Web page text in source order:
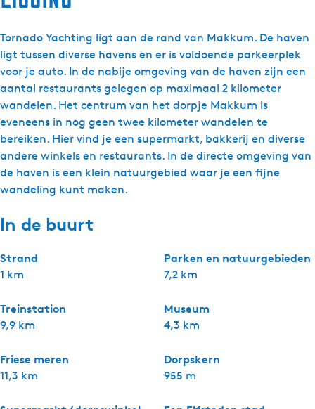
Tornado Yachting ligt aan de rand van Makkum. De haven
ligt tussen diverse havens en er is voldoende parkeerplek
voor je auto. In de nabije omgeving van de haven zijn een
aantal restaurants gelegen op maximaal 2 kilometer
wandelen. Het centrum van het dorpje Makkum is
eveneens in nog geen twee kilometer wandelen te
bereiken. Hier vind je een supermarkt, bakkerij en diverse
andere winkels en restaurants. In de directe omgeving van
de haven is een klein natuurgebied waar je een fijne
wandeling kunt maken.
In de buurt
Strand
1 km
Parken en natuurgebieden
7,2 km
Treinstation
9,9 km
Museum
4,3 km
Friese meren
11,3 km
Dorpskern
955 m